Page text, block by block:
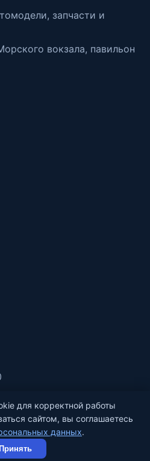
запчасти и
вокзала, павильон
для корректной работы
сайтом, вы соглашаетесь
данных.
Принять